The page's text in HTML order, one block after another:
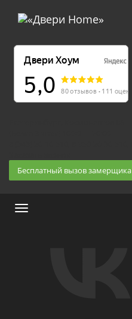
Бесплатный вызов замерщика
Меню